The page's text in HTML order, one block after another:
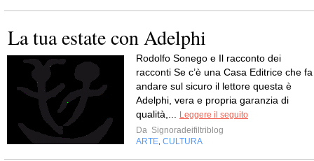
La tua estate con Adelphi
Rodolfo Sonego e Il racconto dei
racconti Se c’è una Casa Editrice che fa
andare sul sicuro il lettore questa è
Adelphi, vera e propria garanzia di
qualità,...
Leggere il seguito
Da Signoradeifiltriblog
ARTE CULTURA